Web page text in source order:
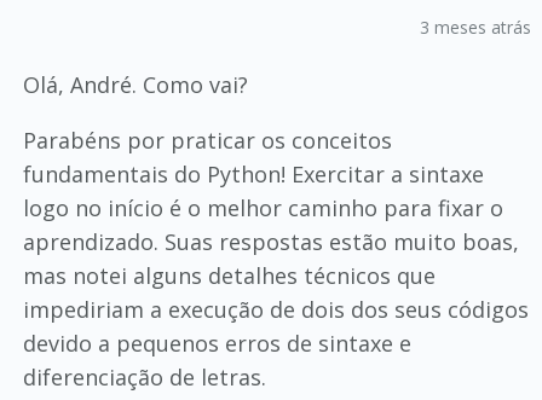
3 meses atrás
Olá, André. Como vai?
Parabéns por praticar os conceitos
fundamentais do Python! Exercitar a sintaxe
logo no início é o melhor caminho para fixar o
aprendizado. Suas respostas estão muito boas,
mas notei alguns detalhes técnicos que
impediriam a execução de dois dos seus códigos
devido a pequenos erros de sintaxe e
diferenciação de letras.